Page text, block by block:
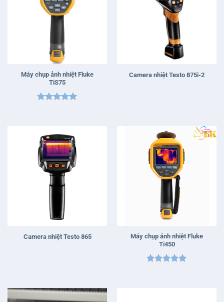
Máy chụp ảnh nhiệt Fluke
TiS75
Camera nhiệt Testo 875i-2
Camera nhiệt Testo 865
Máy chụp ảnh nhiệt Fluke
Ti450